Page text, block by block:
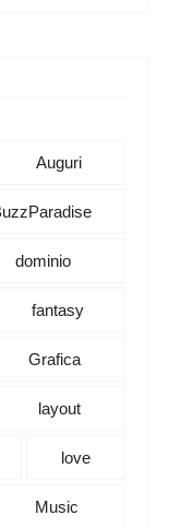
Auguri
dominio
fantasy
Grafica
layout
love
Music